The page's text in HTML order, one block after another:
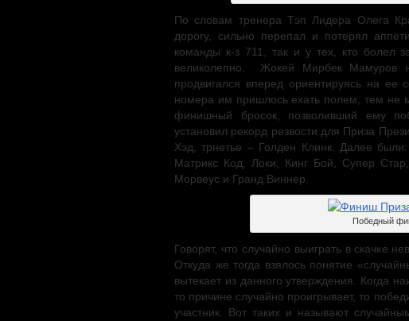
По словам тренера Тэп Лидера Олега
дорогу, сильно перепал и потерял
команды к-з 711, так и у тех, кто болел
великолепно. Жокей Мирбек Мамуров
продвигался вперед ориентируясь на ее
номера им пришлось ехать полем, тем не
финишный бросок, позволивший ему
установил рекорд резвости для Приза
Хэд, трнетье – Голден Клинк. Далее
Матрикс Код, Локи, Кинг Бой, Супер
Морвеус и Гранд Виннер.
Победный
Говорят, что случайно выиграть в скачке
Откуда же тогда взялось понятие
вытекает из данного утверждения. Когда
то причине случайно проигрывает, то
участник. Вот таких и называют